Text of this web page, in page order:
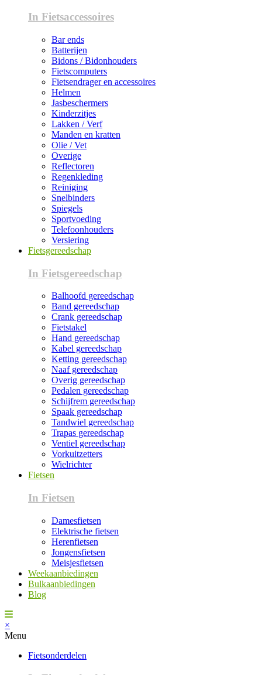
In Fietsaccessoires
Bar ends
Batterijen
Bidons / Bidonhouders
Fietscomputers
Fietsendrager en accessoires
Helmen
Jasbeschermers
Kinderzitjes
Lakken / Verf
Manden en kratten
Olie / Vet
Overige
Reflectoren
Regenkleding
Reiniging
Snelbinders
Spiegels
Sportvoeding
Telefoonhouders
Versiering
Fietsgereedschap
In Fietsgereedschap
Balhoofd gereedschap
Band gereedschap
Crank gereedschap
Fietstakel
Hand gereedschap
Kabel gereedschap
Ketting gereedschap
Naaf gereedschap
Overig gereedschap
Pedalen gereedschap
Schijfrem gereedschap
Spaak gereedschap
Tandwiel gereedschap
Trapas gereedschap
Ventiel gereedschap
Vorkuitzetters
Wielrichter
Fietsen
In Fietsen
Damesfietsen
Elektrische fietsen
Herenfietsen
Jongensfietsen
Meisjesfietsen
Weekaanbiedingen
Bulkaanbiedingen
Blog
×
Menu
Fietsonderdelen